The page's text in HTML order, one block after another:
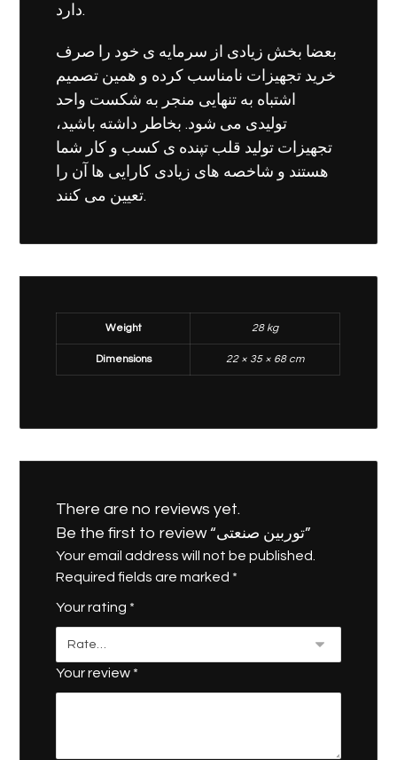
دارد.
بعضا بخش زیادی از سرمایه ی خود را صرف
خرید تجهیزات نامناسب کرده و همین تصمیم
اشتباه به تنهایی منجر به شکست واحد
تولیدی می شود. بخاطر داشته باشید،
تجهیزات تولید قلب تپنده ی کسب و کار شما
هستند و شاخصه های زیادی کارایی ها آن را
تعیین می کنند.
Weight 28 kg
Dimensions 22 × 35 × 68 cm
There are no reviews yet.
Be the first to review “توربین صنعتی”
Your email address will not be published.
Required fields are marked *
Your rating *
Your review *